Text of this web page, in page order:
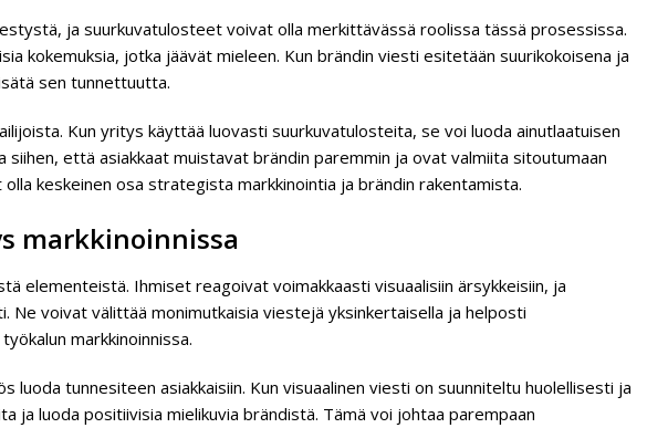
ja suurkuvatulosteet voivat olla merkittävässä roolissa tässä prosessissa.
kokemuksia, jotka jäävät mieleen. Kun brändin viesti esitetään suurikokoisena ja
sen tunnettuutta.
Kun yritys käyttää luovasti suurkuvatulosteita, se voi luoda ainutlaatuisen
siihen, että asiakkaat muistavat brändin paremmin ja ovat valmiita sitoutumaan
keskeinen osa strategista markkinointia ja brändin rakentamista.
markkinoinnissa
elementeistä. Ihmiset reagoivat voimakkaasti visuaalisiin ärsykkeisiin, ja
voivat välittää monimutkaisia viestejä yksinkertaisella ja helposti
markkinoinnissa.
luoda tunnesiteen asiakkaisiin. Kun visuaalinen viesti on suunniteltu huolellisesti ja
ja luoda positiivisia mielikuvia brändistä. Tämä voi johtaa parempaan